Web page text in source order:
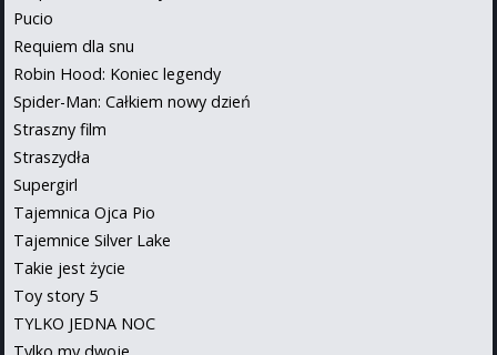
Pucio
Requiem dla snu
Robin Hood: Koniec legendy
Spider-Man: Całkiem nowy dzień
Straszny film
Straszydła
Supergirl
Tajemnica Ojca Pio
Tajemnice Silver Lake
Takie jest życie
Toy story 5
TYLKO JEDNA NOC
Tylko my dwoje